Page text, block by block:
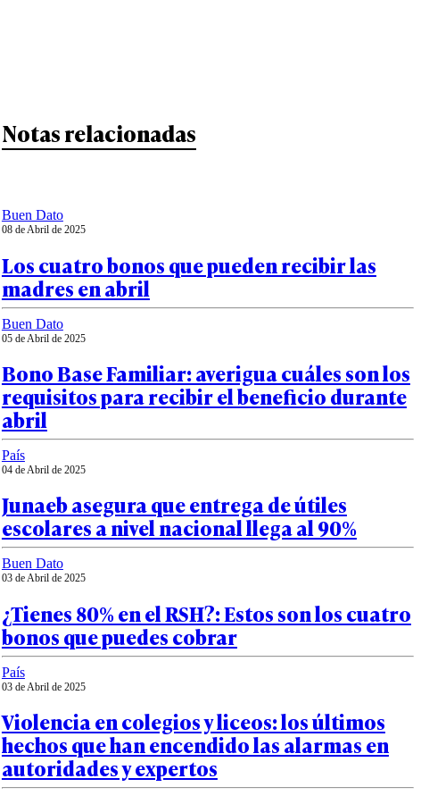
Notas relacionadas
Buen Dato
08 de Abril de 2025
Los cuatro bonos que pueden recibir las
madres en abril
Buen Dato
05 de Abril de 2025
Bono Base Familiar: averigua cuáles son los
requisitos para recibir el beneficio durante
abril
País
04 de Abril de 2025
Junaeb asegura que entrega de útiles
escolares a nivel nacional llega al 90%
Buen Dato
03 de Abril de 2025
¿Tienes 80% en el RSH?: Estos son los cuatro
bonos que puedes cobrar
País
03 de Abril de 2025
Violencia en colegios y liceos: los últimos
hechos que han encendido las alarmas en
autoridades y expertos